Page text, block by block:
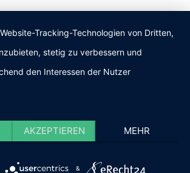
Tracking-Technologien von Dritten,
stetig zu verbessern und
den Interessen der Nutzer
AKZEPTIEREN MEHR
&